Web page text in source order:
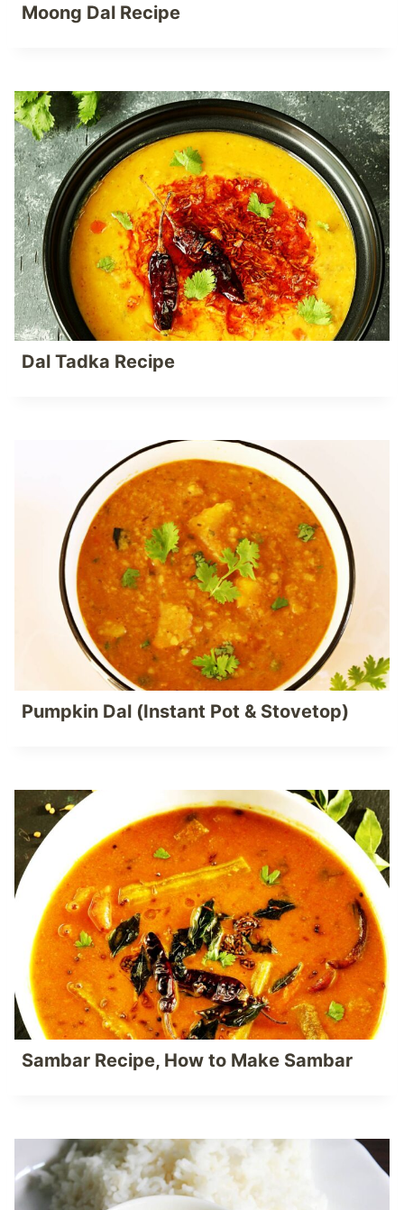
Moong Dal Recipe
Dal Tadka Recipe
Pumpkin Dal (Instant Pot & Stovetop)
Sambar Recipe, How to Make Sambar